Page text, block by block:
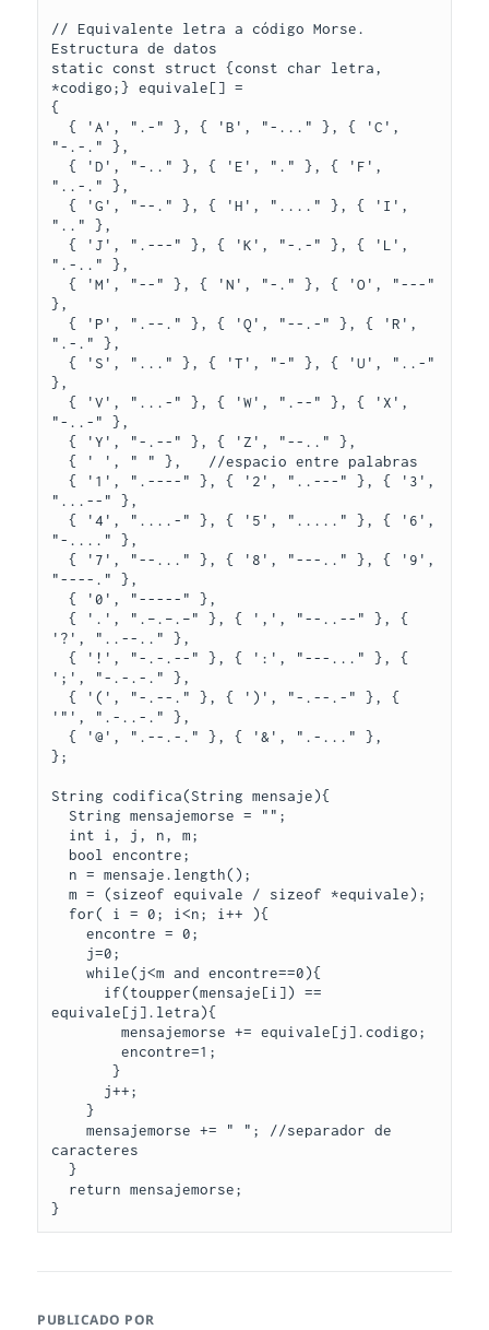
// Equivalente letra a código Morse.
Estructura de datos
static const struct {const char letra,
*codigo;} equivale[] =
{
  { 'A', ".-" }, { 'B', "-..." }, { 'C',
"-.-." },
  { 'D', "-.." }, { 'E', "." }, { 'F',
"..-." },
  { 'G', "--." }, { 'H', "...." }, { 'I',
".." },
  { 'J', ".---" }, { 'K', "-.-" }, { 'L',
".-.." },
  { 'M', "--" }, { 'N', "-." }, { 'O', "---"
},
  { 'P', ".--." }, { 'Q', "--.-" }, { 'R',
".-." },
  { 'S', "..." }, { 'T', "-" }, { 'U', "..-"
},
  { 'V', "...-" }, { 'W', ".--" }, { 'X',
"-..-" },
  { 'Y', "-.--" }, { 'Z', "--.." },
  { ' ', " " },   //espacio entre palabras
  { '1', ".----" }, { '2', "..---" }, { '3',
"...--" },
  { '4', "....-" }, { '5', "....." }, { '6',
"-...." },
  { '7', "--..." }, { '8', "---.." }, { '9',
"----." },
  { '0', "-----" },
  { '.', ".–.–.–" }, { ',', "--..--" }, {
'?', "..--.." },
  { '!', "-.-.--" }, { ':', "---..." }, {
';', "-.-.-." },
  { '(', "-.--." }, { ')', "-.--.-" }, {
'"', ".-..-." },
  { '@', ".--.-." }, { '&', ".-..." },
};
String codifica(String mensaje){
  m = (sizeof equivale / sizeof *equivale);
    encontre = 0;
    while(j<m and encontre==0){
equivale[j].letra){
        mensajemorse += equivale[j].codigo;
        encontre=1;
       }
    }
    mensajemorse += " "; //separador de
caracteres
  }
PUBLICADO POR